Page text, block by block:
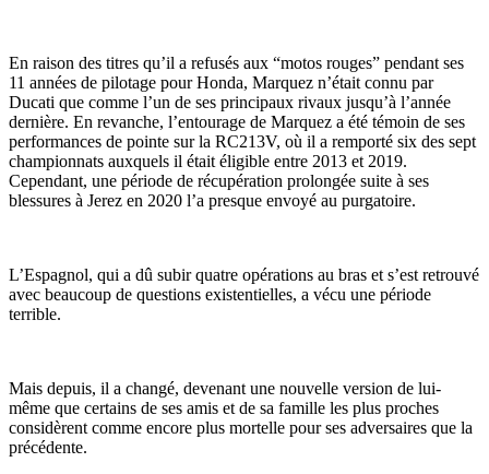
En raison des titres qu’il a refusés aux “motos rouges” pendant ses
11 années de pilotage pour Honda, Marquez n’était connu par
Ducati que comme l’un de ses principaux rivaux jusqu’à l’année
dernière. En revanche, l’entourage de Marquez a été témoin de ses
performances de pointe sur la RC213V, où il a remporté six des sept
championnats auxquels il était éligible entre 2013 et 2019.
Cependant, une période de récupération prolongée suite à ses
blessures à Jerez en 2020 l’a presque envoyé au purgatoire.
L’Espagnol, qui a dû subir quatre opérations au bras et s’est retrouvé
avec beaucoup de questions existentielles, a vécu une période
terrible.
Mais depuis, il a changé, devenant une nouvelle version de lui-
même que certains de ses amis et de sa famille les plus proches
considèrent comme encore plus mortelle pour ses adversaires que la
précédente.